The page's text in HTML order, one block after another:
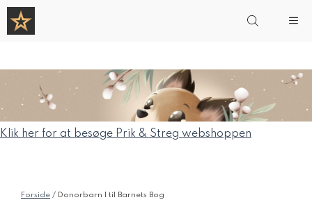
Hop
indhold
Klik her for at besøge Prik & Streg webshoppen
Forside / Donorbarn | til Barnets Bog